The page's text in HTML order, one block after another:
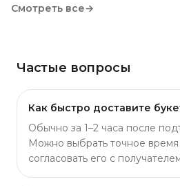
Смотреть все→
Частые вопросы
Как быстро доставите
Обычно за 1–2 часа после
Можно выбрать точное время
согласовать его с